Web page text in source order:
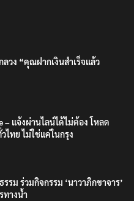
ลวง “คุณฝากเงินสำเร็จแล้ว
– แจ้งผ่านไลน์ได้ไม่ต้อง โหลด
ไทย ไม่ใช่แค่ในกรุง
รม ร่วมกิจกรรม ‘นาวาภิกขาจาร’
ทางน้ำ